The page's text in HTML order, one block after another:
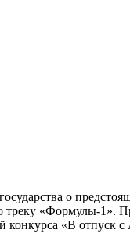
о
«Формулы-1».
конкурса «В